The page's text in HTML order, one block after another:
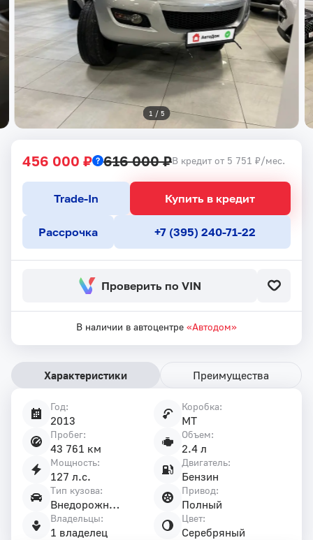
1 / 5
456 000 ₽ 616 000 ₽В кредит от 5 751 ₽/мес.
Купить в кредит
Trade-In
Рассрочка +7 (395) 240-71-22
Проверить по VIN
В наличии в автоцентре «Автодом»
Характеристики Преимущества
Год:
2013
Коробка:
MT
Пробег:
43 761 км
Объем:
2.4 л
Мощность:
127 л.с.
Двигатель:
Бензин
Тип кузова:
Внедорожник 5 дв.
Привод:
Полный
Владельцы:
1 владелец
Цвет:
Серебряный